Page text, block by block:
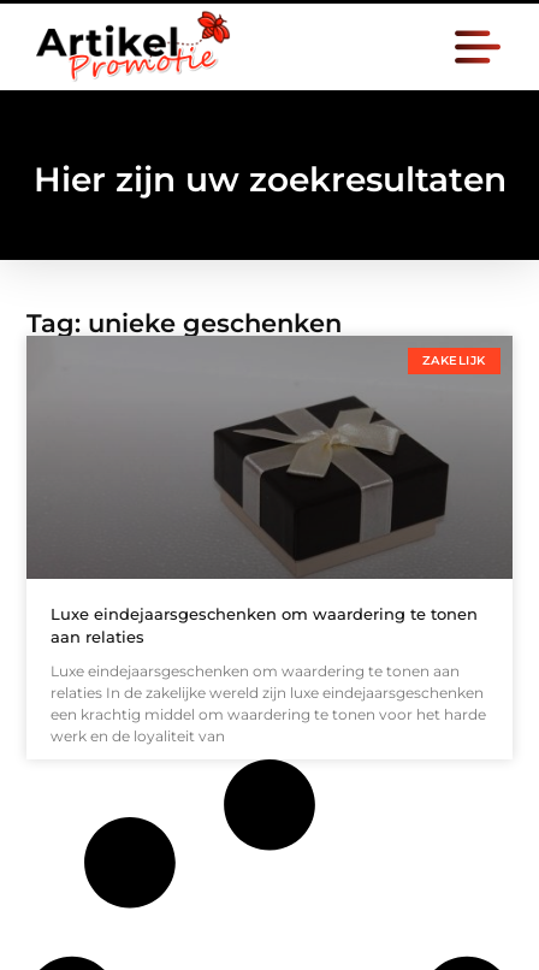
Hier zijn uw zoekresultaten
Tag: unieke geschenken
ZAKELIJK
Luxe eindejaarsgeschenken om waardering te tonen
aan relaties
Luxe eindejaarsgeschenken om waardering te tonen aan
relaties In de zakelijke wereld zijn luxe eindejaarsgeschenken
een krachtig middel om waardering te tonen voor het harde
werk en de loyaliteit van